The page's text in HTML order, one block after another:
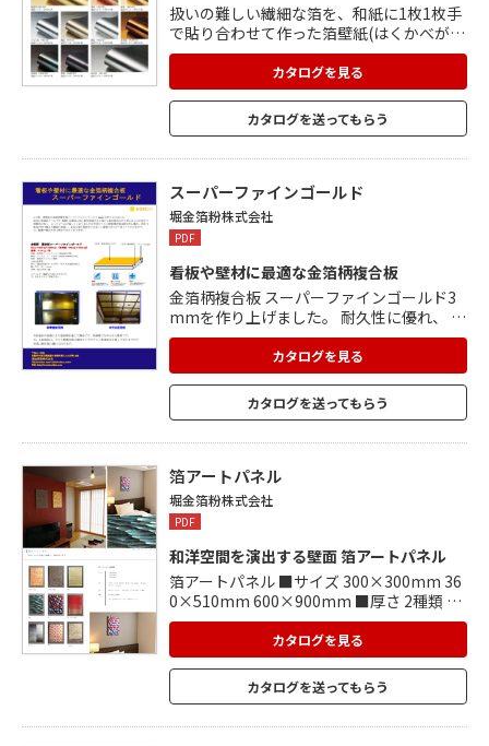
扱いの難しい繊細な箔を、和紙に1枚1枚手
で貼り合わせて作った箔壁紙(はくかべが
み)。 箔を規則的に並ぶように貼り合わせ
る「平押し」という技法で作成。 箔の種類
は、伝統的な本金から人気の焼箔(硫化銀
箔)など10種類。 さまざまな表情の違いを
楽しむことができます。 トップコート加工
カタログを見る
カタログを送ってもらう
スーパーファインゴールド
堀金箔粉株式会社
PDF
看板や壁材に最適な金箔柄複合板
金箔柄複合板 スーパーファインゴールド3
mmを作り上げました。 耐久性に優れ、 尚
且つ本金の放つ輝きを繊細に表現し、 表面
も強く壁材などを美しく豪華に仕上げて頂
くことができます。 又、軽量で優れた加工
性をそなえております。
カタログを見る
カタログを送ってもらう
箔アートパネル
堀金箔粉株式会社
PDF
和洋空間を演出する壁面 箔アートパネル
箔アートパネル ■サイズ 300×300mm 36
0×510mm 600×900mm ■厚さ 2種類 約
20mm 約35mm ■素材 基材:木、ケイカル
金箔、銀箔、アルミ箔、黒箔、皮、樹脂 ■
納期 受注生産
カタログを見る
カタログを送ってもらう